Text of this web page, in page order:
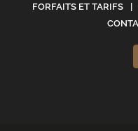
FORFAITS ET TARIFS